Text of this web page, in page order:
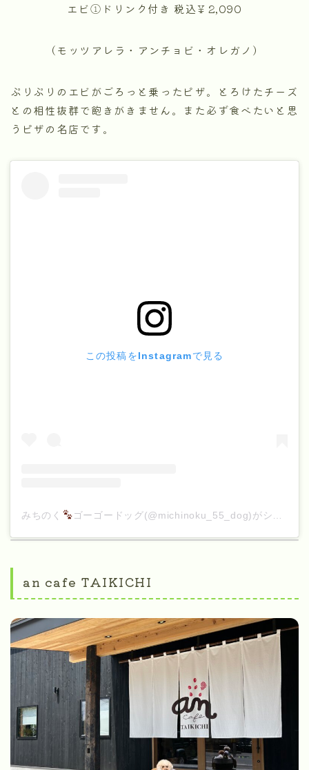
エビ①ドリンク付き 税込¥ 2,090
（モッツアレラ・アンチョビ・オレガノ）
ぷりぷりのエビがごろっと乗ったピザ。とろけたチーズ
との相性抜群で飽きがきません。また必ず食べたいと思
うピザの名店です。
この投稿をInstagramで見る
みちのく ゴーゴードッグ(@michinoku_55_dog)がシェアした投稿
an cafe TAIKICHI